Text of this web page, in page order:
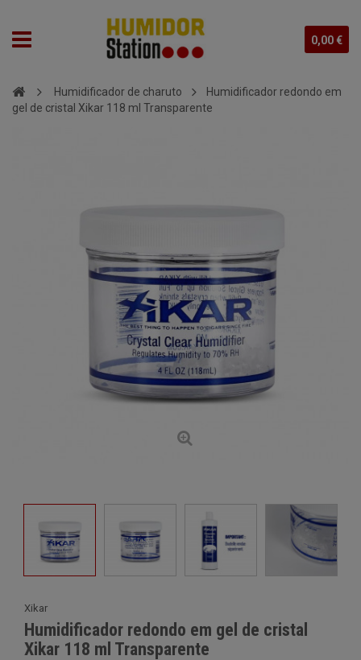
0,00 €
Humidificador de charuto
Humidificador redondo em
gel de cristal Xikar 118 ml Transparente
Xikar
Humidificador redondo em gel de cristal
Xikar 118 ml Transparente